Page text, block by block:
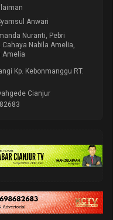
Anwari
Nuranti, Pebri
Cahaya Nabila Amelia,
Amelia
Kp. Kebonmanggu RT.
Cianjur